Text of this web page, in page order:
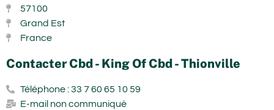
57100
Grand Est
France
Contacter Cbd - King Of Cbd - Thionville
Téléphone : 33 7 60 65 10 59
E-mail non communiqué